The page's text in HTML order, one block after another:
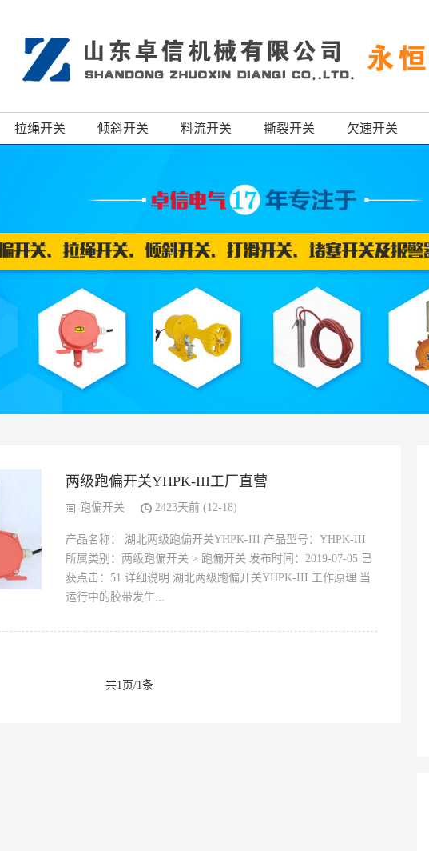
拉绳开关 倾斜开关 料流开关 撕裂开关 欠速开关
两级跑偏开关YHPK-III工厂直营
跑偏开关 2423天前 (12-18)
产品名称： 湖北两级跑偏开关YHPK-III 产品型号：YHPK-III
所属类别：两级跑偏开关 > 跑偏开关 发布时间：2019-07-05 已
获点击：51 详细说明 湖北两级跑偏开关YHPK-III 工作原理 当
运行中的胶带发生...
共1页/1条